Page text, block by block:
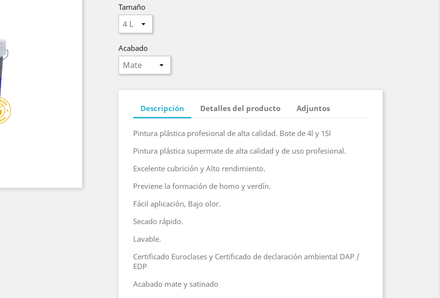
Tamaño
Acabado
Descripción Detalles del producto Adjuntos
Pintura plástica profesional de alta calidad. Bote de 4l y 15l
Pintura plástica supermate de alta calidad y de uso profesional.
Excelente cubrición y Alto rendimiento.
Previene la formación de homo y verdín.
Fácil aplicación, Bajo olor.
Secado rápido.
Lavable.
Certificado Euroclases y Certificado de declaración ambiental DAP /
EDP
Acabado mate y satinado